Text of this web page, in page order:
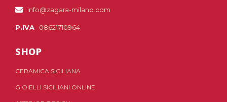
info@zagara-milano.com
P.IVA 08621710964
SHOP
CERAMICA SICILIANA
GIOIELLI SICILIANI ONLINE